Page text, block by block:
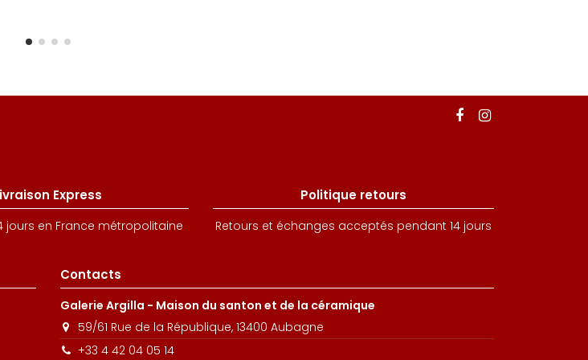
Express
jours en France métropolitaine
Politique retours
Retours et échanges acceptés pendant 14 jours
Contacts
Galerie Argilla - Maison du santon et de la céramique
59/61 Rue de la République, 13400 Aubagne
+33 4 42 04 05 14